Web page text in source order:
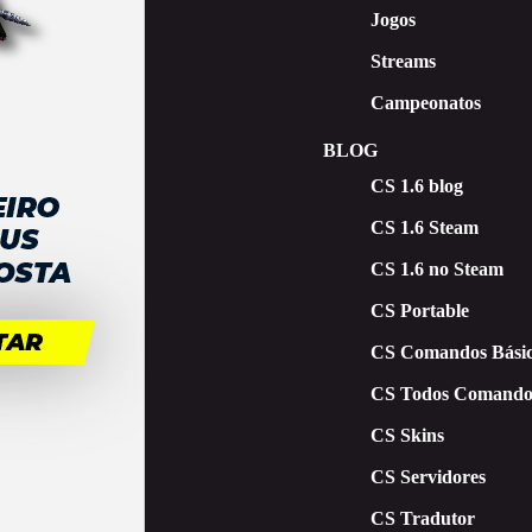
Jogos
Streams
Campeonatos
BLOG
CS 1.6 blog
CS 1.6 Steam
CS 1.6 no Steam
CS Portable
CS Comandos
CS Todos
CS Skins
CS Servidores
CS Tradutor